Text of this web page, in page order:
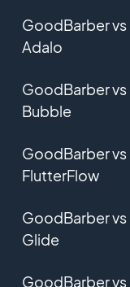
GoodBarber vs
Adalo
GoodBarber vs
Bubble
GoodBarber vs
FlutterFlow
GoodBarber vs
Glide
GoodBarber vs